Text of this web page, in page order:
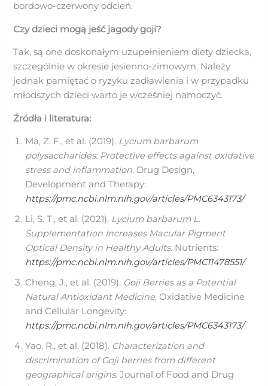
bordowo-czerwony odcień.
Czy dzieci mogą jeść jagody goji?
Tak, są one doskonałym uzupełnieniem diety dziecka,
szczególnie w okresie jesienno-zimowym. Należy
jednak pamiętać o ryzyku zadławienia i w przypadku
młodszych dzieci warto je wcześniej namoczyć.
Źródła i literatura:
Ma, Z. F., et al. (2019). Lycium barbarum
polysaccharides: Protective effects against oxidative
stress and inflammation. Drug Design,
Development and Therapy:
https://pmc.ncbi.nlm.nih.gov/articles/PMC6343173/
Li, S. T., et al. (2021). Lycium barbarum L.
Supplementation Increases Macular Pigment
Optical Density in Healthy Adults. Nutrients:
https://pmc.ncbi.nlm.nih.gov/articles/PMC11478551/
Cheng, J., et al. (2019). Goji Berries as a Potential
Natural Antioxidant Medicine. Oxidative Medicine
and Cellular Longevity:
https://pmc.ncbi.nlm.nih.gov/articles/PMC6343173/
Yao, R., et al. (2018). Characterization and
discrimination of Goji berries from different
geographical origins. Journal of Food and Drug